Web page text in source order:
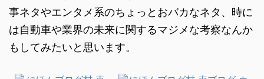
事ネタやエンタメ系のちょっとおバカなネタ、時に
は自動車や業界の未来に関するマジメな考察なんか
もしてみたいと思います。